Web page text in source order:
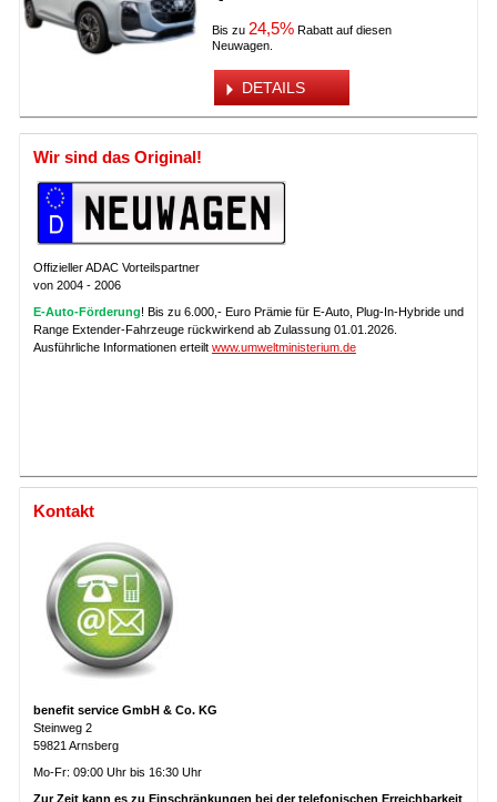
Bis zu 24,5%Rabatt auf diesen
Neuwagen.
DETAILS
Wir sind das Original!
Offizieller ADAC Vorteilspartner
von 2004 - 2006
E-Auto-Förderung! Bis zu 6.000,- Euro Prämie für E-Auto, Plug-In-Hybride und
Range Extender-Fahrzeuge rückwirkend ab Zulassung 01.01.2026.
Ausführliche Informationen erteilt www.umweltministerium.de
Kontakt
benefit service GmbH & Co. KG
Steinweg 2
59821 Arnsberg
Mo-Fr: 09:00 Uhr bis 16:30 Uhr
Zur Zeit kann es zu Einschränkungen bei der telefonischen Erreichbarkeit